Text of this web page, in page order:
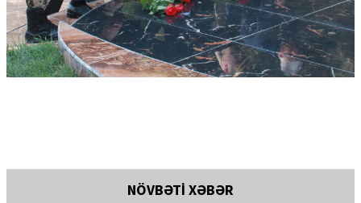
NÖVBƏTİ XƏBƏR